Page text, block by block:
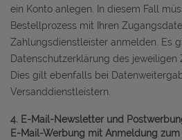
ein Konto anlegen. In diesem Fall
Bestellprozess mit Ihren
Zahlungsdienstleister anmelden. Es
Datenschutzerklärung des jeweiligen
Dies gilt ebenfalls bei
Versanddienstleistern.
4. E-Mail-Newsletter und
E-Mail-Werbung mit Anmeldung